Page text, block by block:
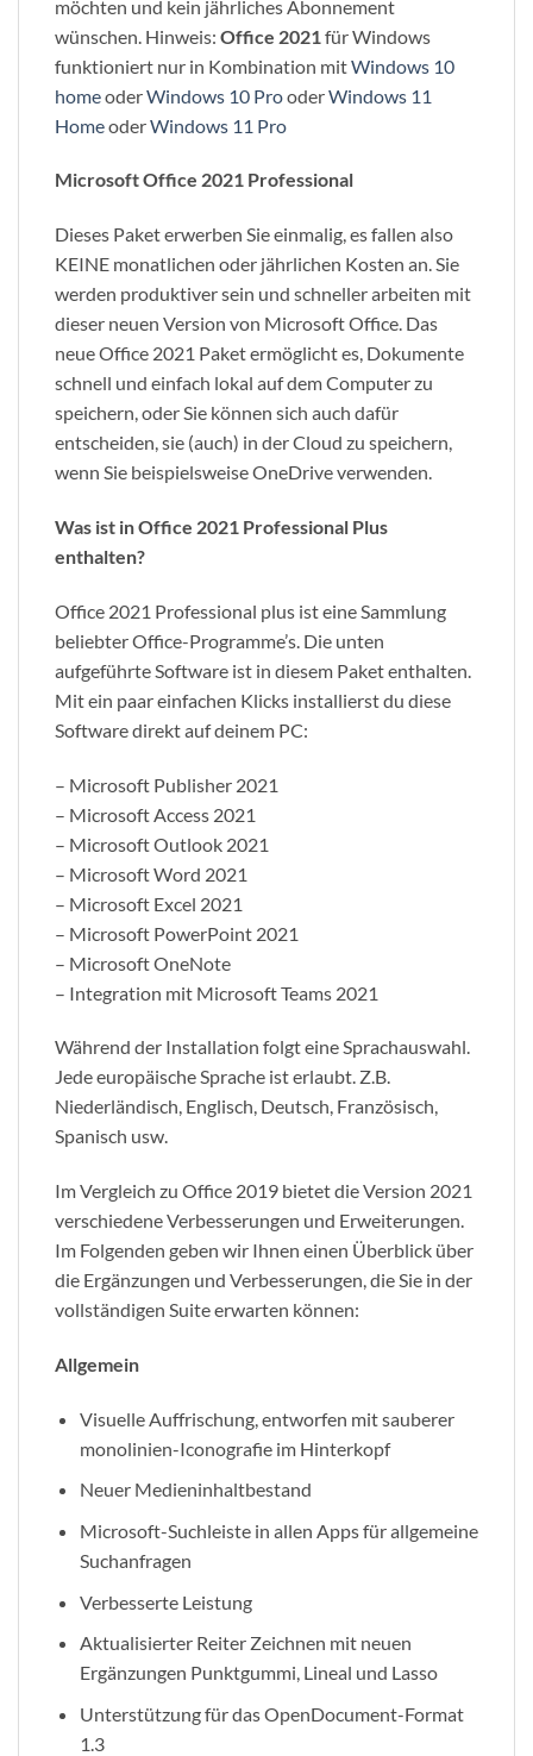
möchten und kein jährliches Abonnement
wünschen. Hinweis: Office 2021 für Windows
funktioniert nur in Kombination mitWindows 10
homeoderWindows 10 ProoderWindows 11
HomeoderWindows 11 Pro
Microsoft Office 2021 Professional
Dieses Paket erwerben Sie einmalig, es fallen also
KEINE monatlichen oder jährlichen Kosten an. Sie
werden produktiver sein und schneller arbeiten mit
dieser neuen Version von Microsoft Office. Das
neue Office 2021 Paket ermöglicht es, Dokumente
schnell und einfach lokal auf dem Computer zu
speichern, oder Sie können sich auch dafür
entscheiden, sie (auch) in der Cloud zu speichern,
wenn Sie beispielsweise OneDrive verwenden.
Was ist in Office 2021 Professional Plus
enthalten?
Office 2021 Professional plus ist eine Sammlung
beliebter Office-Programme’s. Die unten
aufgeführte Software ist in diesem Paket enthalten.
Mit ein paar einfachen Klicks installierst du diese
Software direkt auf deinem PC:
– Microsoft Publisher 2021
– Microsoft Access 2021
– Microsoft Outlook 2021
– Microsoft Word 2021
– Microsoft Excel 2021
– Microsoft PowerPoint 2021
– Microsoft OneNote
– Integration mit Microsoft Teams 2021
Während der Installation folgt eine Sprachauswahl.
Jede europäische Sprache ist erlaubt. Z.B.
Niederländisch, Englisch, Deutsch, Französisch,
Spanisch usw.
Im Vergleich zu Office 2019 bietet die Version 2021
verschiedene Verbesserungen und Erweiterungen.
Im Folgenden geben wir Ihnen einen Überblick über
die Ergänzungen und Verbesserungen, die Sie in der
vollständigen Suite erwarten können:
Allgemein
Visuelle Auffrischung, entworfen mit sauberer
monolinien-Iconografie im Hinterkopf
Neuer Medieninhaltbestand
Microsoft-Suchleiste in allen Apps für allgemeine
Suchanfragen
Verbesserte Leistung
Aktualisierter Reiter Zeichnen mit neuen
Ergänzungen Punktgummi, Lineal und Lasso
Unterstützung für das OpenDocument-Format
1.3